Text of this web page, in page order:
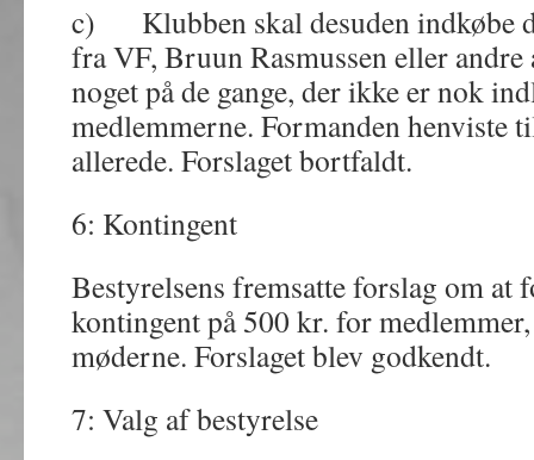
c) Klubben skal desuden indkøbe
fra VF, Bruun Rasmussen eller
noget på de gange, der ikke er nok
medlemmerne. Formanden henviste
allerede. Forslaget bortfaldt.
6: Kontingent
Bestyrelsens fremsatte forslag om at
kontingent på 500 kr. for
møderne. Forslaget blev godkendt.
7: Valg af bestyrelse